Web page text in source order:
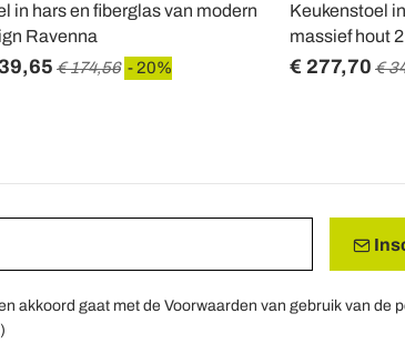
in hars en fiberglas van modern
Ravenna
€ 174,56 - 20%
Keukenstoel
massief hout
€ 277,70 €
akkoord gaat met de Voorwaarden van gebruik van de
)